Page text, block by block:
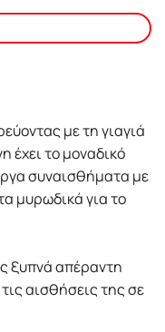
µε τη γιαγιά
έχει το µοναδικό
συναισθήµατα µε
µυρωδικά για το
ξυπνά απέραντη
αισθήσεις της σε